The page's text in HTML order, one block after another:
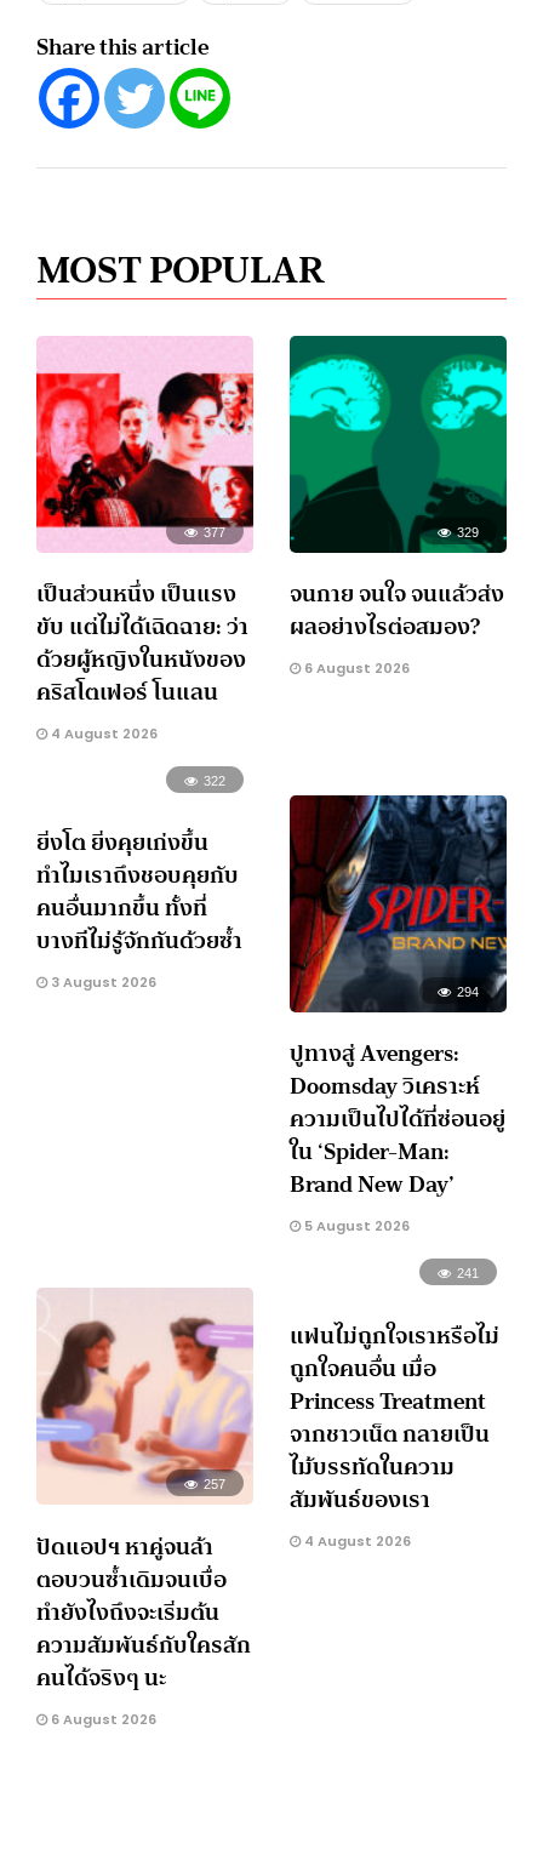
Share this article
MOST POPULAR
377
เป็นส่วนหนึ่ง เป็นแรง
ขับ แต่ไม่ได้เฉิดฉาย: ว่า
ด้วยผู้หญิงในหนังของ
คริสโตเฟอร์ โนแลน
4 August 2026
329
จนกาย จนใจ จนแล้วส่ง
ผลอย่างไรต่อสมอง?
6 August 2026
322
ยิ่งโต ยิ่งคุยเก่งขึ้น
ทำไมเราถึงชอบคุยกับ
คนอื่นมากขึ้น ทั้งที่
บางทีไม่รู้จักกันด้วยซ้ำ
3 August 2026 294
ปูทางสู่ Avengers:
Doomsday วิเคราะห์
ความเป็นไปได้ที่ซ่อนอยู่
ใน ‘Spider-Man:
Brand New Day’
5 August 2026
257
ปัดแอปฯ หาคู่จนล้า
ตอบวนซ้ำเดิมจนเบื่อ
ทำยังไงถึงจะเริ่มต้น
ความสัมพันธ์กับใครสัก
คนได้จริงๆ นะ
6 August 2026
241
แฟนไม่ถูกใจเราหรือไม่
ถูกใจคนอื่น เมื่อ
Princess Treatment
จากชาวเน็ต กลายเป็น
ไม้บรรทัดในความ
สัมพันธ์ของเรา
4 August 2026